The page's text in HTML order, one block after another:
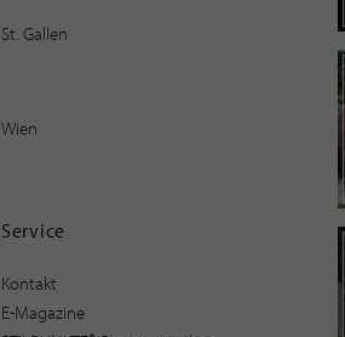
St. Gallen
Wien
Service
Kontakt
E-Magazine